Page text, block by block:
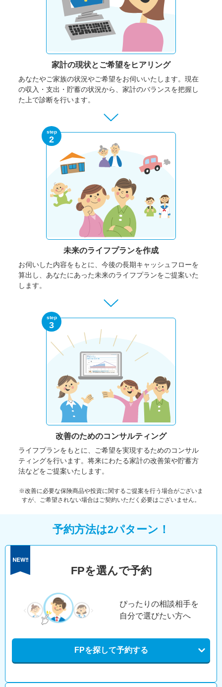
家計の現状と ご希望をヒアリング
あなたやご家族の状況やご希望をお伺いいたします。 現在
の収入・支出・貯蓄の状況から、家計のバランスを把握し
た上で診断を行います。
step
2
未来のライフプランを作成
お伺いした内容をもとに、今後の長期キャッシュフローを
算出し、あなたにあった未来のライフプランをご提案いた
します。
step
3
改善のためのコンサルティング
ライフプランをもとに、ご希望を実現するためのコンサル
ティングを行います。将来にわたる家計の改善策や貯蓄方
法などをご提案いたします。
※改善に必要な保険商品や投資に関するご提案を行う場合がございま
すが、ご希望されない場合はご契約いただく必要はございません。
予約方法は2パターン！
FPを選んで予約
ぴったりの相談相手を
自分で選びたい方へ
FPを探して予約する